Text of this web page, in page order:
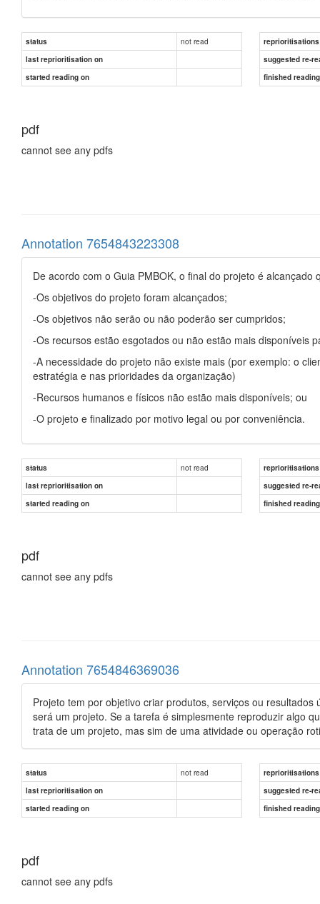
status not read
reprioritisations
last reprioritisation on
suggested re-
started reading on
finished
pdf
cannot see any pdfs
Annotation 7654843223308
De acordo com o Guia PMBOK, o final do projeto é
-Os objetivos do projeto foram alcançados;
-Os objetivos não serão ou não poderão ser cumpridos;
-Os recursos estão esgotados ou não estão mais disponíveis
-A necessidade do projeto não existe mais (por exemplo: o
estratégia e nas prioridades da organização)
-Recursos humanos e físicos não estão mais disponíveis; ou
-O projeto e finalizado por motivo legal ou por conveniência.
status not read
reprioritisations
last reprioritisation on
suggested re-
started reading on
finished
pdf
cannot see any pdfs
Annotation 7654846369036
Projeto tem por objetivo criar produtos, serviços ou
será um projeto. Se a tarefa é simplesmente reproduzir algo
trata de um projeto, mas sim de uma atividade ou operação
status not read
reprioritisations
last reprioritisation on
suggested re-
started reading on
finished
pdf
cannot see any pdfs